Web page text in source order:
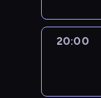
20:00